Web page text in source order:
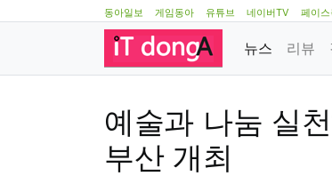
동아일보 게임동아 유튜브 네이버TV 페이스
뉴스 리뷰
예술과 나눔 실
부산 개최